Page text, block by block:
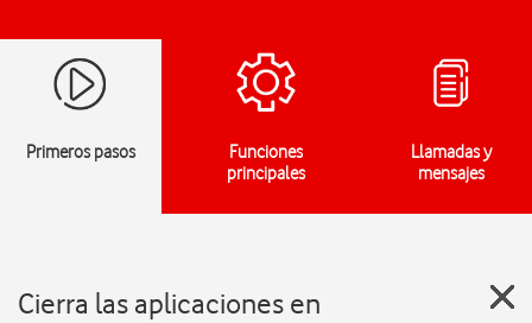
Primeros pasos
Funciones
principales
Llamadas y
mensajes
Cierra las aplicaciones en